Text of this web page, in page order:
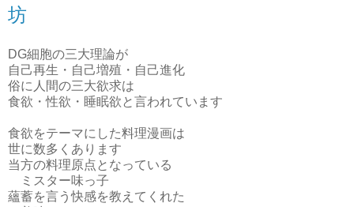
坊
DG細胞の三大理論が
自己再生・自己増殖・自己進化
俗に人間の三大欲求は
食欲・性欲・睡眠欲と言われています
食欲をテーマにした料理漫画は
世に数多くあります
当方の料理原点となっている
ミスター味っ子
蘊蓄を言う快感を教えてくれた